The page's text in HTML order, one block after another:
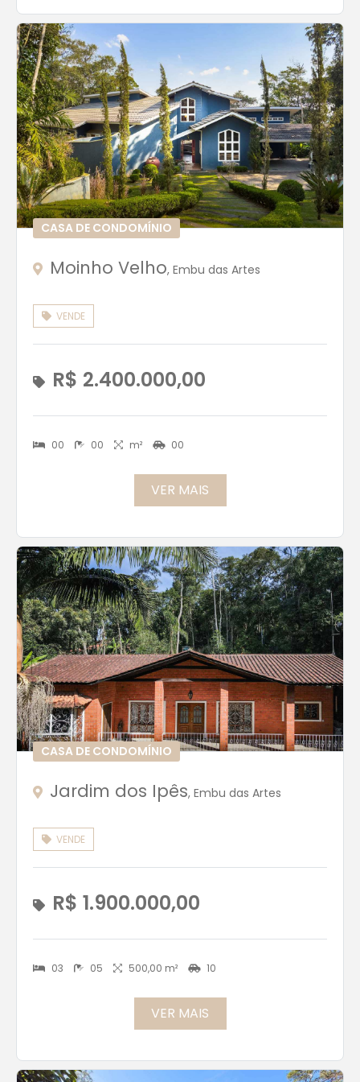
CASA DE CONDOMÍNIO
Moinho Velho, Embu das Artes
VENDE
R$ 2.400.000,00
00 00 m² 00
VER MAIS
CASA DE CONDOMÍNIO
Jardim dos Ipês, Embu das Artes
VENDE
R$ 1.900.000,00
03 05 500,00 m² 10
VER MAIS